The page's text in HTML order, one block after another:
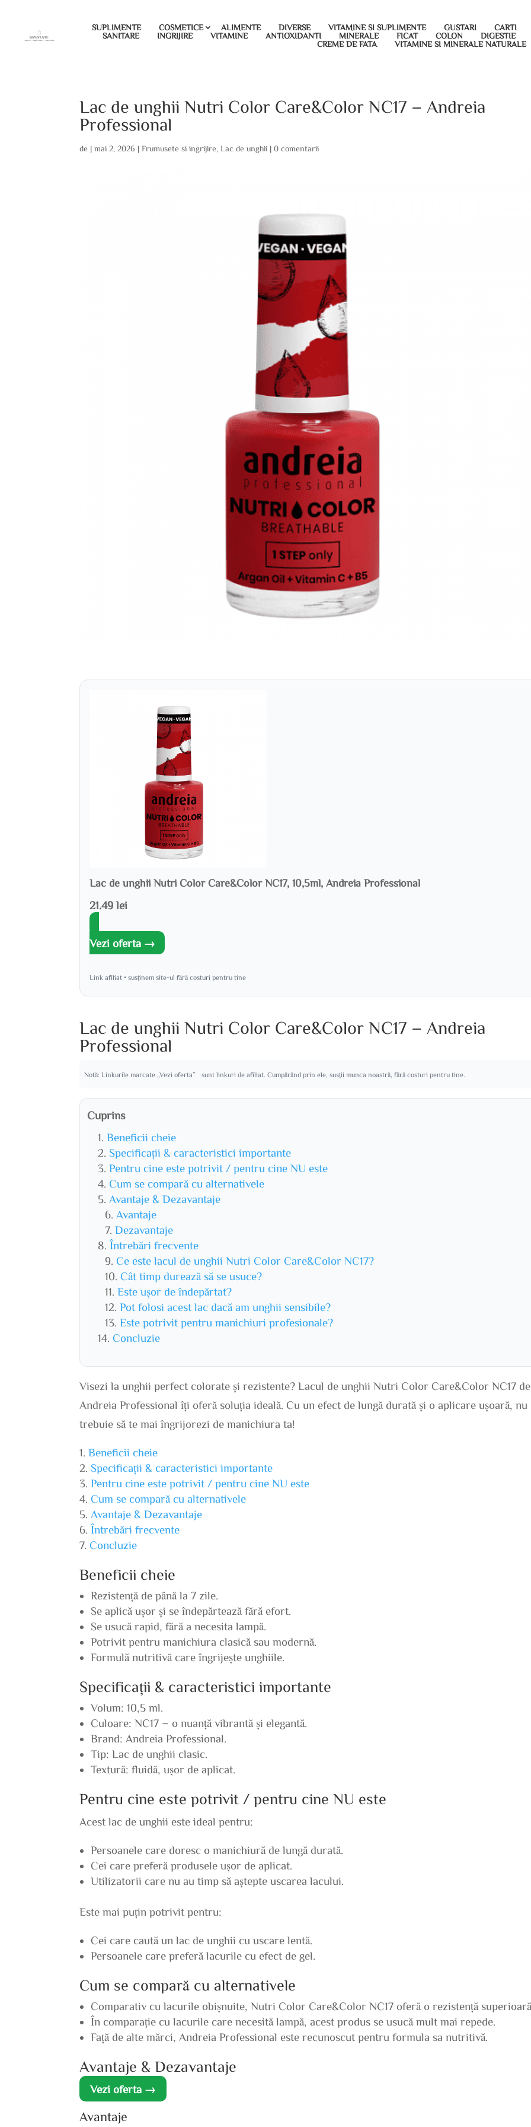
SUPLIMENTE COSMETICE ALIMENTE DIVERSE VITAMINE SI SUPLIMENTE GUSTARI
CARTI
SANITARE
INGRIJIRE VITAMINE ANTIOXIDANTI MINERALE FICAT COLON
DIGESTIE
CREME DE FATA
VITAMINE SI MINERALE NATURALE
Lac de unghii Nutri Color Care&Color NC17 – Andreia
Professional
de |mai 2, 2026 |Frumusete si ingrijire ,Lac de unghii |0 comentarii
Lac de unghii Nutri Color Care&Color NC17, 10,5ml, Andreia Professional
21.49 lei
Vezi oferta →
Link afiliat • susținem site-ul fără costuri pentru tine
Lac de unghii Nutri Color Care&Color NC17 – Andreia
Professional
Notă: Linkurile marcate „Vezi oferta” sunt linkuri de afiliat. Cumpărând prin ele, susții munca noastră, fără costuri pentru tine.
Cuprins
Beneficii cheie
Specificații & caracteristici importante
Pentru cine este potrivit / pentru cine NU este
Cum se compară cu alternativele
Avantaje & Dezavantaje
Avantaje
Dezavantaje
Întrebări frecvente
Ce este lacul de unghii Nutri Color Care&Color NC17?
Cât timp durează să se usuce?
Este ușor de îndepărtat?
Pot folosi acest lac dacă am unghii sensibile?
Este potrivit pentru manichiuri profesionale?
Concluzie
Visezi la unghii perfect colorate și rezistente? Lacul de unghii Nutri Color Care&Color NC17
Andreia Professional îți oferă soluția ideală. Cu un efect de lungă durată și o aplicare ușoară, nu
trebuie să te mai îngrijorezi de manichiura ta!
Beneficii cheie
Specificații & caracteristici importante
Pentru cine este potrivit / pentru cine NU este
Cum se compară cu alternativele
Avantaje & Dezavantaje
Întrebări frecvente
Concluzie
Beneficii cheie
Rezistență de până la 7 zile.
Se aplică ușor și se îndepărtează fără efort.
Se usucă rapid, fără a necesita lampă.
Potrivit pentru manichiura clasică sau modernă.
Formulă nutritivă care îngrijește unghiile.
Specificații & caracteristici importante
Volum: 10,5 ml.
Culoare: NC17 – o nuanță vibrantă și elegantă.
Brand: Andreia Professional.
Tip: Lac de unghii clasic.
Textură: fluidă, ușor de aplicat.
Pentru cine este potrivit / pentru cine NU este
Acest lac de unghii este ideal pentru:
Persoanele care doresc o manichiură de lungă durată.
Cei care preferă produsele ușor de aplicat.
Utilizatorii care nu au timp să aștepte uscarea lacului.
Este mai puțin potrivit pentru:
Cei care caută un lac de unghii cu uscare lentă.
Persoanele care preferă lacurile cu efect de gel.
Cum se compară cu alternativele
Comparativ cu lacurile obișnuite, Nutri Color Care&Color NC17 oferă o rezistență
În comparație cu lacurile care necesită lampă, acest produs se usucă mult mai repede.
Față de alte mărci, Andreia Professional este recunoscut pentru formula sa nutritivă.
Avantaje & Dezavantaje
Vezi oferta →
Avantaje